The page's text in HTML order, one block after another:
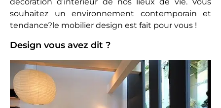
souhaitez un environnement contemporain et
tendance?le mobilier design est fait pour vous !
Design vous avez dit ?